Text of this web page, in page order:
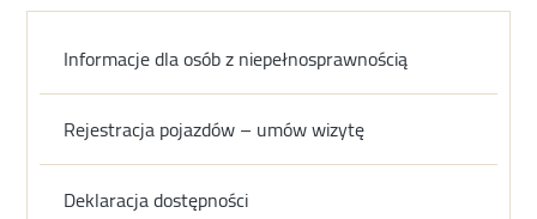
Informacje dla osób z niepełnosprawnością
Rejestracja pojazdów – umów wizytę
Deklaracja dostępności